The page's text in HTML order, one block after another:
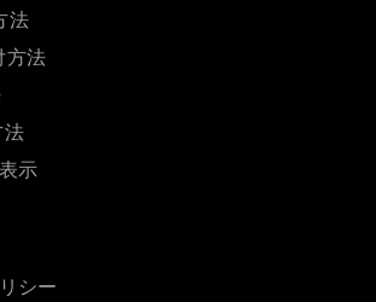
法
法
示
シー